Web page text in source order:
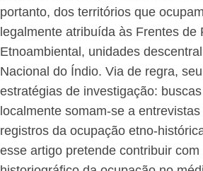
portanto, dos territórios que
legalmente atribuída às Frentes de
Etnoambiental, unidades
Nacional do Índio. Via de regra,
estratégias de investigação:
localmente somam-se a
registros da ocupação etno-
esse artigo pretende contribuir